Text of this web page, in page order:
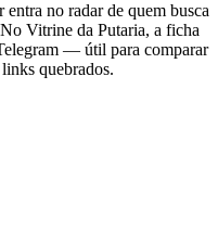
no radar de quem busca
Vitrine da Putaria, a ficha
— útil para comparar
quebrados.